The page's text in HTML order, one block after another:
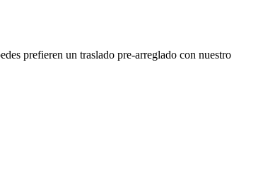
prefieren un traslado pre-arreglado con nuestro